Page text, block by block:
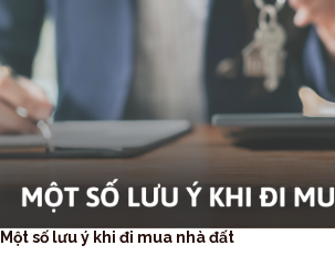
Một số lưu ý khi đi mua nhà đất